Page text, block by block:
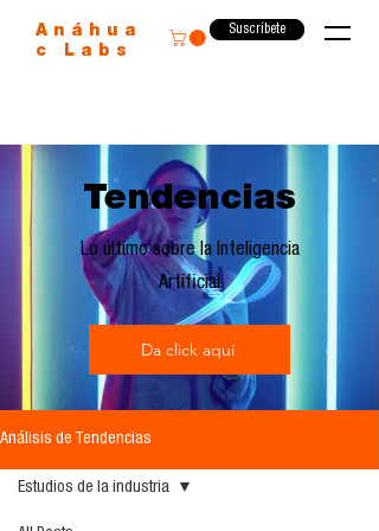
Anáhua
c Labs
Suscríbete
Tendencias
Lo último sobre la Inteligencia
Artificial
Da click aquí
Análisis de Tendencias
Estudios de la industria